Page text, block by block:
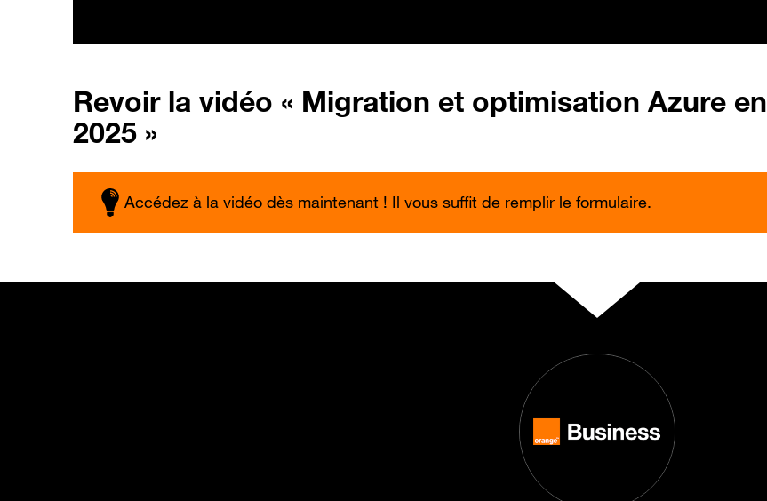
Revoir la vidéo « Migration et optimisation Azure en
2025 »
Accédez à la vidéo dès maintenant ! Il vous suffit de remplir le formulaire.